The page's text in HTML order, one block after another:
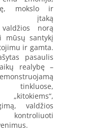
mokslo ir
įtaką
norą
mūsų santykį
ir gamta.
pasaulis
realybę –
tinkluose,
valdžios